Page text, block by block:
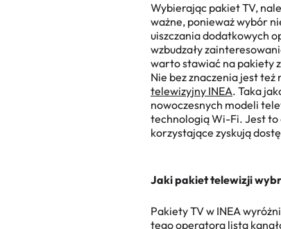
Wybierając pakiet TV,
ważne, ponieważ wybór
uiszczania dodatkowych
wzbudzały
warto stawiać na pakiety
Nie bez znaczenia jest
telewizyjny INEA. Taka
nowoczesnych modeli
technologią Wi-Fi. Jest to
korzystające zyskują
Jaki pakiet telewizji
Pakiety TV w INEA
tego operatora lista